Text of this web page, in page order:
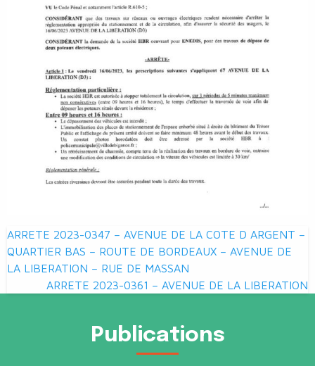
Navigation
de
l’article
ARRETE 2023-0347 – AVENUE DE LA COTE D ARGENT –
QUARTIER BAS – ROUTE DE BORDEAUX – AVENUE DE
LA LIBERATION – RUE DE MASSAN
ARRETE 2023-0361 – AVENUE DE LA LIBERATION
Publications